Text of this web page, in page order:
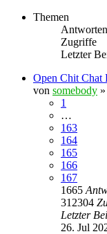
Themen
Antworten
Zugriffe
Letzter
Open Chit Chat
von somebody
1
…
163
164
165
166
167
1665
312304
Letzter
26. Jul